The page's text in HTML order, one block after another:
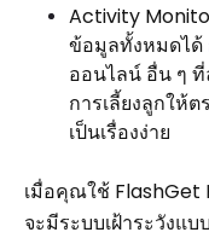
Activity
ข้อมูลทั้งหมดได้
ออนไลน์ อื่น ๆ
การเลี้ยงลูกให้
เป็นเรื่องง่าย
เมื่อคุณใช้ FlashGet
จะมีระบบเฝ้าระวังแ